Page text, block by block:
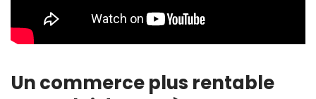
Un commerce plus rentable